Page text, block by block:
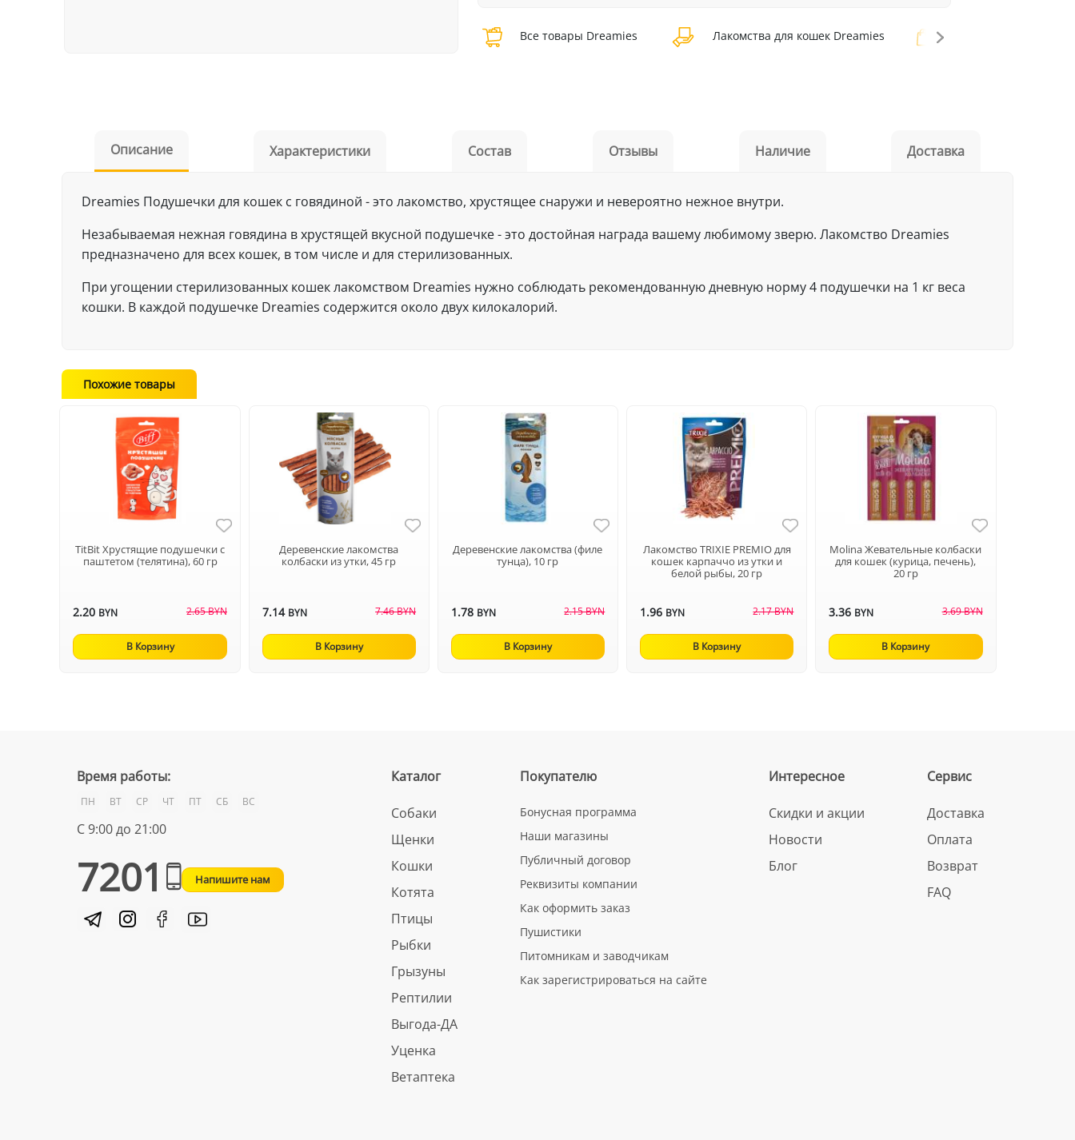
Все товары Dreamies Лакомства для кошек Dreamies
Описание Характеристики Состав Отзывы Наличие Доставка
Dreamies Подушечки для кошек с говядиной - это лакомство, хрустящее снаружи и невероятно нежное внутри.
Незабываемая нежная говядина в хрустящей вкусной подушечке - это достойная награда вашему любимому зверю. Лакомство Dreamies
предназначено для всех кошек, в том числе и для стерилизованных.
При угощении стерилизованных кошек лакомством Dreamies нужно соблюдать рекомендованную дневную норму 4 подушечки на 1 кг веса
кошки. В каждой подушечке Dreamies содержится около двух килокалорий.
Похожие товары
TitBit Хрустящие подушечки с
паштетом (телятина), 60 гр
2.20 BYN 2.65 BYN
В Корзину
Деревенские лакомства
колбаски из утки, 45 гр
7.14 BYN 7.46 BYN
В Корзину
Деревенские лакомства (филе
тунца), 10 гр
1.78 BYN 2.15 BYN
В Корзину
Лакомство TRIXIE PREMIO для
кошек карпаччо из утки и
белой рыбы, 20 гр
1.96 BYN 2.17 BYN
В Корзину
Molina Жевательные колбаски
для кошек (курица, печень),
20 гр
3.36 BYN 3.69 BYN
В Корзину
Время работы:
ПН ВТ СР ЧТ ПТ СБ ВС
С 9:00 до 21:00
7201 Напишите нам
Каталог
Собаки
Щенки
Кошки
Котята
Птицы
Рыбки
Грызуны
Рептилии
Выгода-ДА
Уценка
Ветаптека
Покупателю
Бонусная программа
Наши магазины
Публичный договор
Реквизиты компании
Как оформить заказ
Пушистики
Питомникам и заводчикам
Как зарегистрироваться на сайте
Интересное
Скидки и акции
Новости
Блог
Сервис
Доставка
Оплата
Возврат
FAQ